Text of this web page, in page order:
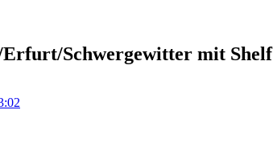
Erfurt/Schwergewitter mit Shelf